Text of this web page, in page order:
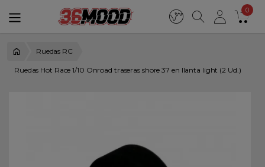
0
Ruedas RC
Ruedas Hot Race 1/10 Onroad traseras shore 37 en llanta light (2 Ud.)